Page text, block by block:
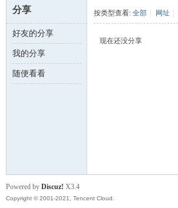
数 ›
分享
好友的分享
我的分享
随便看看
按类型查看: 全部 网址
现在还没分享
Powered by Discuz! X3.4
Copyright © 2001-2021, Tencent Cloud.